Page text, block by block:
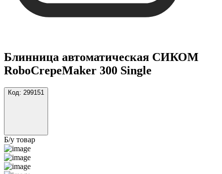
Блинница автоматическая СИКОМ
RoboCrepeMaker 300 Single
Код: 299151
Б/у товар